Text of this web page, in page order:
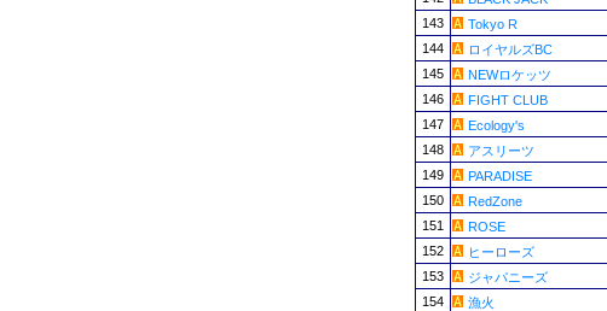
143
Tokyo R
144
ロイヤルズBC
145
NEWロケッツ
146
FIGHT CLUB
147
Ecology's
148
アスリーツ
149
PARADISE
150
RedZone
151
ROSE
152
ヒーローズ
153
ジャパニーズ
154
漁火